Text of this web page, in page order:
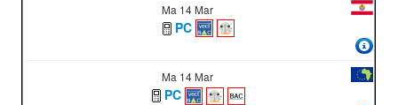
Ma 14 Mar
PC
Ma 14 Mar
PC